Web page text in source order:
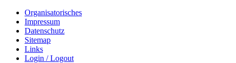
Organisatorisches
Impressum
Datenschutz
Sitemap
Links
Login / Logout